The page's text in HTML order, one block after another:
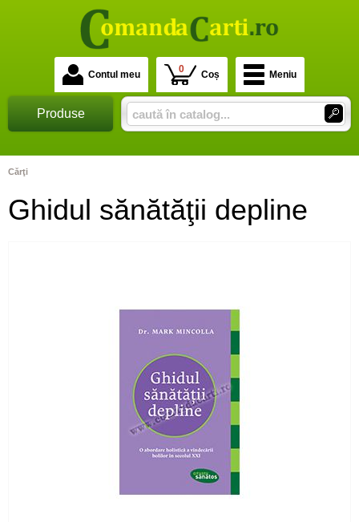
Contul meu 0 Coș Meniu
Produse
Cărţi
Ghidul sănătăţii depline